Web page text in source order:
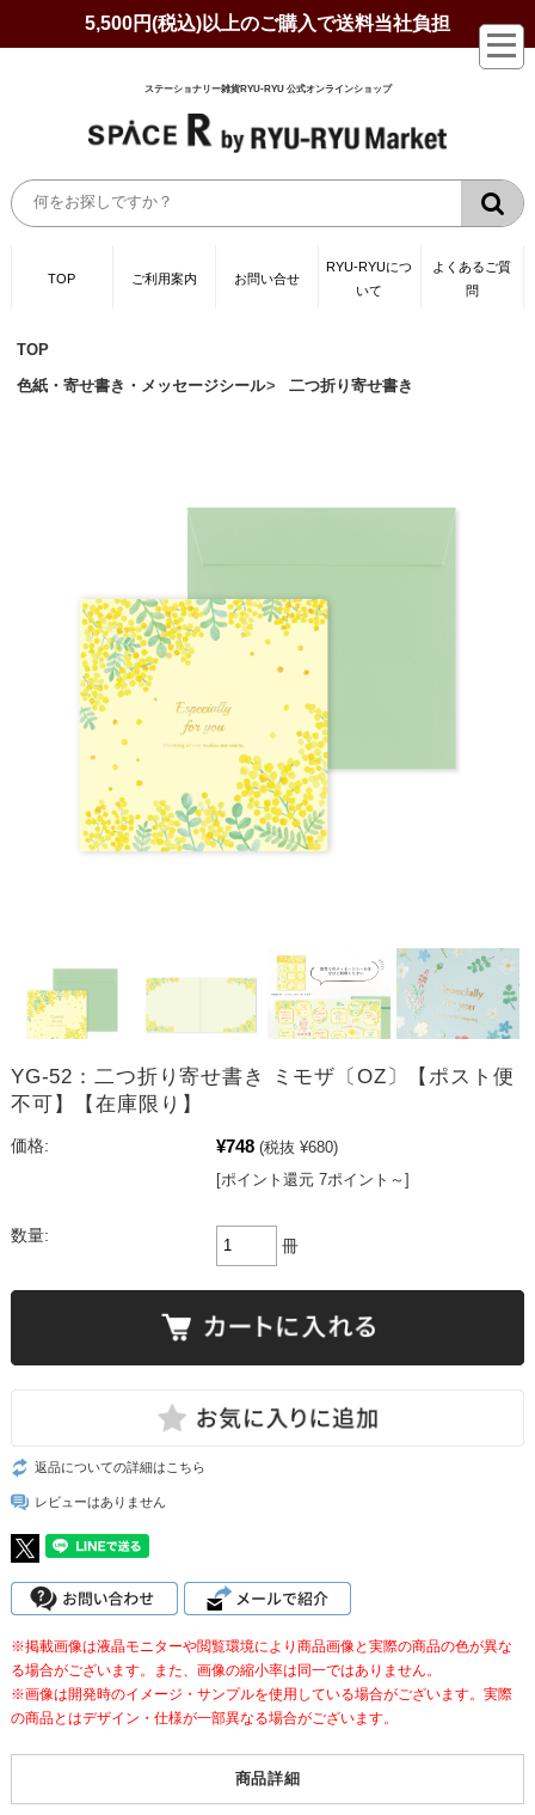
5,500円(税込)以上のご購入で送料当社負担
ステーショナリー雑貨RYU-RYU 公式オンラインショップ
TOP ご利用案内 お問い合せ
RYU-RYUにつ
いて
よくあるご質
問
TOP
色紙・寄せ書き・メッセージシール
二つ折り寄せ書き
YG-52：二つ折り寄せ書き ミモザ〔OZ〕【ポスト便
不可】【在庫限り】
価格: ¥748 (税抜 ¥680)
[ポイント還元 7ポイント～]
数量:
冊
返品についての詳細はこちら
レビューはありません
※掲載画像は液晶モニターや閲覧環境により商品画像と実際の商品の色が異な
る場合がございます。また、画像の縮小率は同一ではありません。
※画像は開発時のイメージ・サンプルを使用している場合がございます。実際
の商品とはデザイン・仕様が一部異なる場合がございます。
商品詳細